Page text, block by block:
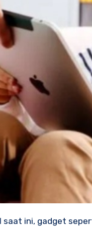
saat ini, gadget